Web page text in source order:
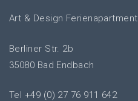
Art & Design Ferienapartment
Berliner Str. 2b
35080 Bad Endbach
Tel +49 (0) 27 76 911 642